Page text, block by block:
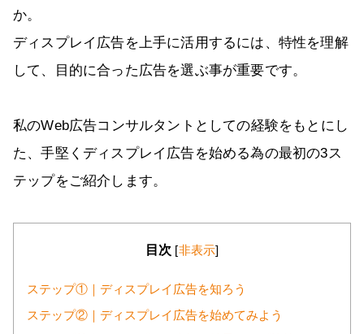
か。
ディスプレイ広告を上手に活用するには、特性を理解
して、目的に合った広告を選ぶ事が重要です。
私のWeb広告コンサルタントとしての経験をもとにし
た、手堅くディスプレイ広告を始める為の最初の3ス
テップをご紹介します。
目次 [非表示]
ステップ①｜ディスプレイ広告を知ろう
ステップ②｜ディスプレイ広告を始めてみよう